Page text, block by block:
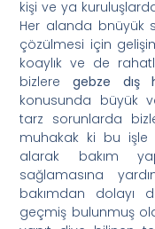
kişi ve ya
Her alanda bnüyük
çözülmesi için
koaylık ve de
bizlere gebze dış
konusunda büyük
tarz sorunlarda
muhakak ki bu işle
alarak bakım
sağlamasına
bakımdan dolayı
geçmiş bulunmuş